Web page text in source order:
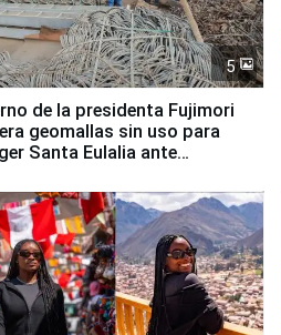
5
de la presidenta Fujimori
geomallas sin uso para
Santa Eulalia ante